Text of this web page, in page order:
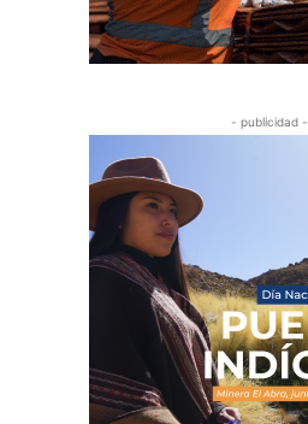
- publicidad -